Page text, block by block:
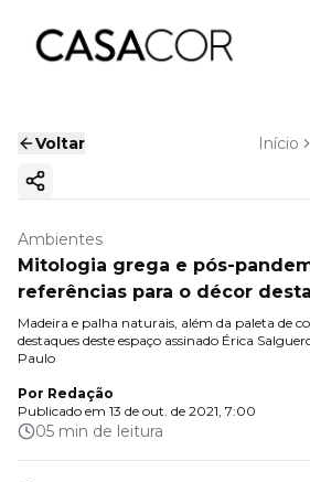
Voltar Início
Copiar link
Ambientes
Mitologia grega e pós-
referências para o décor
Madeira e palha naturais, além da paleta de
destaques deste espaço assinado Érica
Paulo
Por Redação
Publicado em 13 de out. de 2021, 7:00
05 min de leitura